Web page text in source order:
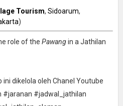
Tourism, Sidoarum,
)
role of the Pawangin a Jathilan
dikelola oleh Chanel Youtube
#jaranan #jadwal_jathilan